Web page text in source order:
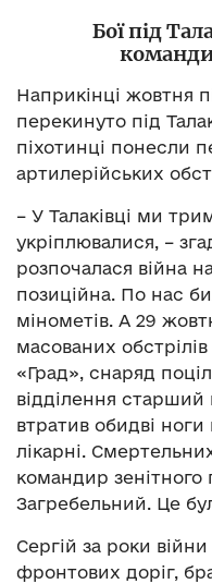
Бої під
Наприкінці жовтня
перекинуто під
піхотинці понесли
артилерійських
– У Талаківці ми
укріплювалися, –
розпочалася війна
позиційна. По нас
мінометів. А 29
масованих
«Град», снаряд
відділення
втратив обидві
лікарні.
командир зенітного
Загребельний. Це
Сергій за роки
фронтових доріг,